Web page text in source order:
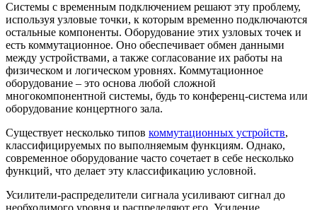
Системы с временным подключением решают эту проблему,
используя узловые точки, к которым временно подключаются
остальные компоненты. Оборудование этих узловых точек и
есть коммутационное. Оно обеспечивает обмен данными
между устройствами, а также согласование их работы на
физическом и логическом уровнях. Коммутационное
оборудование – это основа любой сложной
многокомпонентной системы, будь то конференц-система или
оборудование концертного зала.
Существует несколько типов коммутационных устройств,
классифицируемых по выполняемым функциям. Однако,
современное оборудование часто сочетает в себе несколько
функций, что делает эту классификацию условной.
Усилители-распределители сигнала усиливают сигнал до